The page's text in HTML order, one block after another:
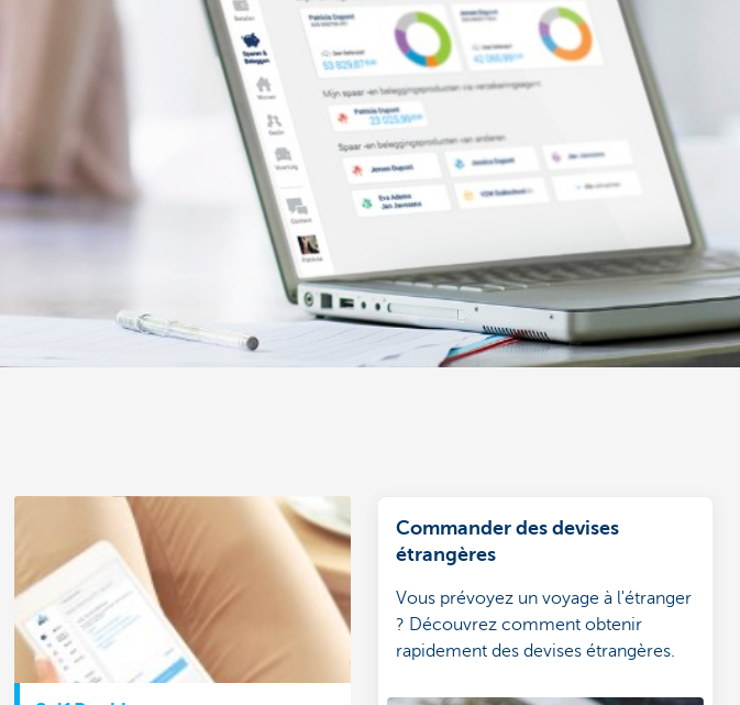
Commander des devises
étrangères
Vous prévoyez un voyage à l'étranger
? Découvrez comment obtenir
rapidement des devises étrangères.